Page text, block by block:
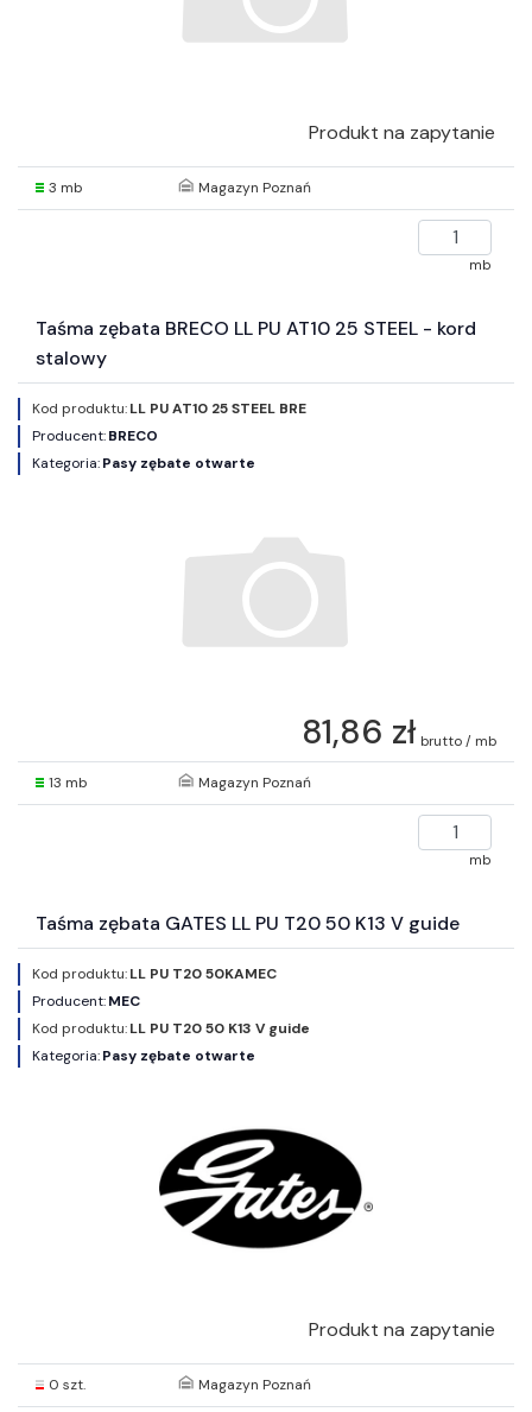
Produkt na zapytanie
3 mb Magazyn Poznań
mb
Taśma zębata BRECO LL PU AT10 25 STEEL - kord
stalowy
Kod produktu:LL PU AT10 25 STEEL BRE
Producent:BRECO
Kategoria:Pasy zębate otwarte
81,86 zł brutto / mb
13 mb Magazyn Poznań
mb
Taśma zębata GATES LL PU T20 50 K13 V guide
Kod produktu:LL PU T20 50KAMEC
Producent:MEC
Kod produktu:LL PU T20 50 K13 V guide
Kategoria:Pasy zębate otwarte
Produkt na zapytanie
0 szt. Magazyn Poznań